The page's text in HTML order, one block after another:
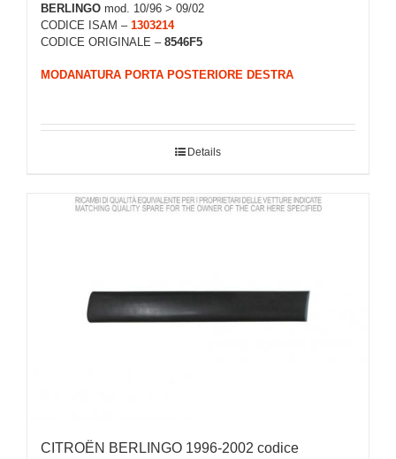
BERLINGO mod. 10/96 > 09/02
CODICE ISAM – 1303214
CODICE ORIGINALE – 8546F5
MODANATURA PORTA POSTERIORE DESTRA
Details
CITROËN BERLINGO 1996-2002 codice